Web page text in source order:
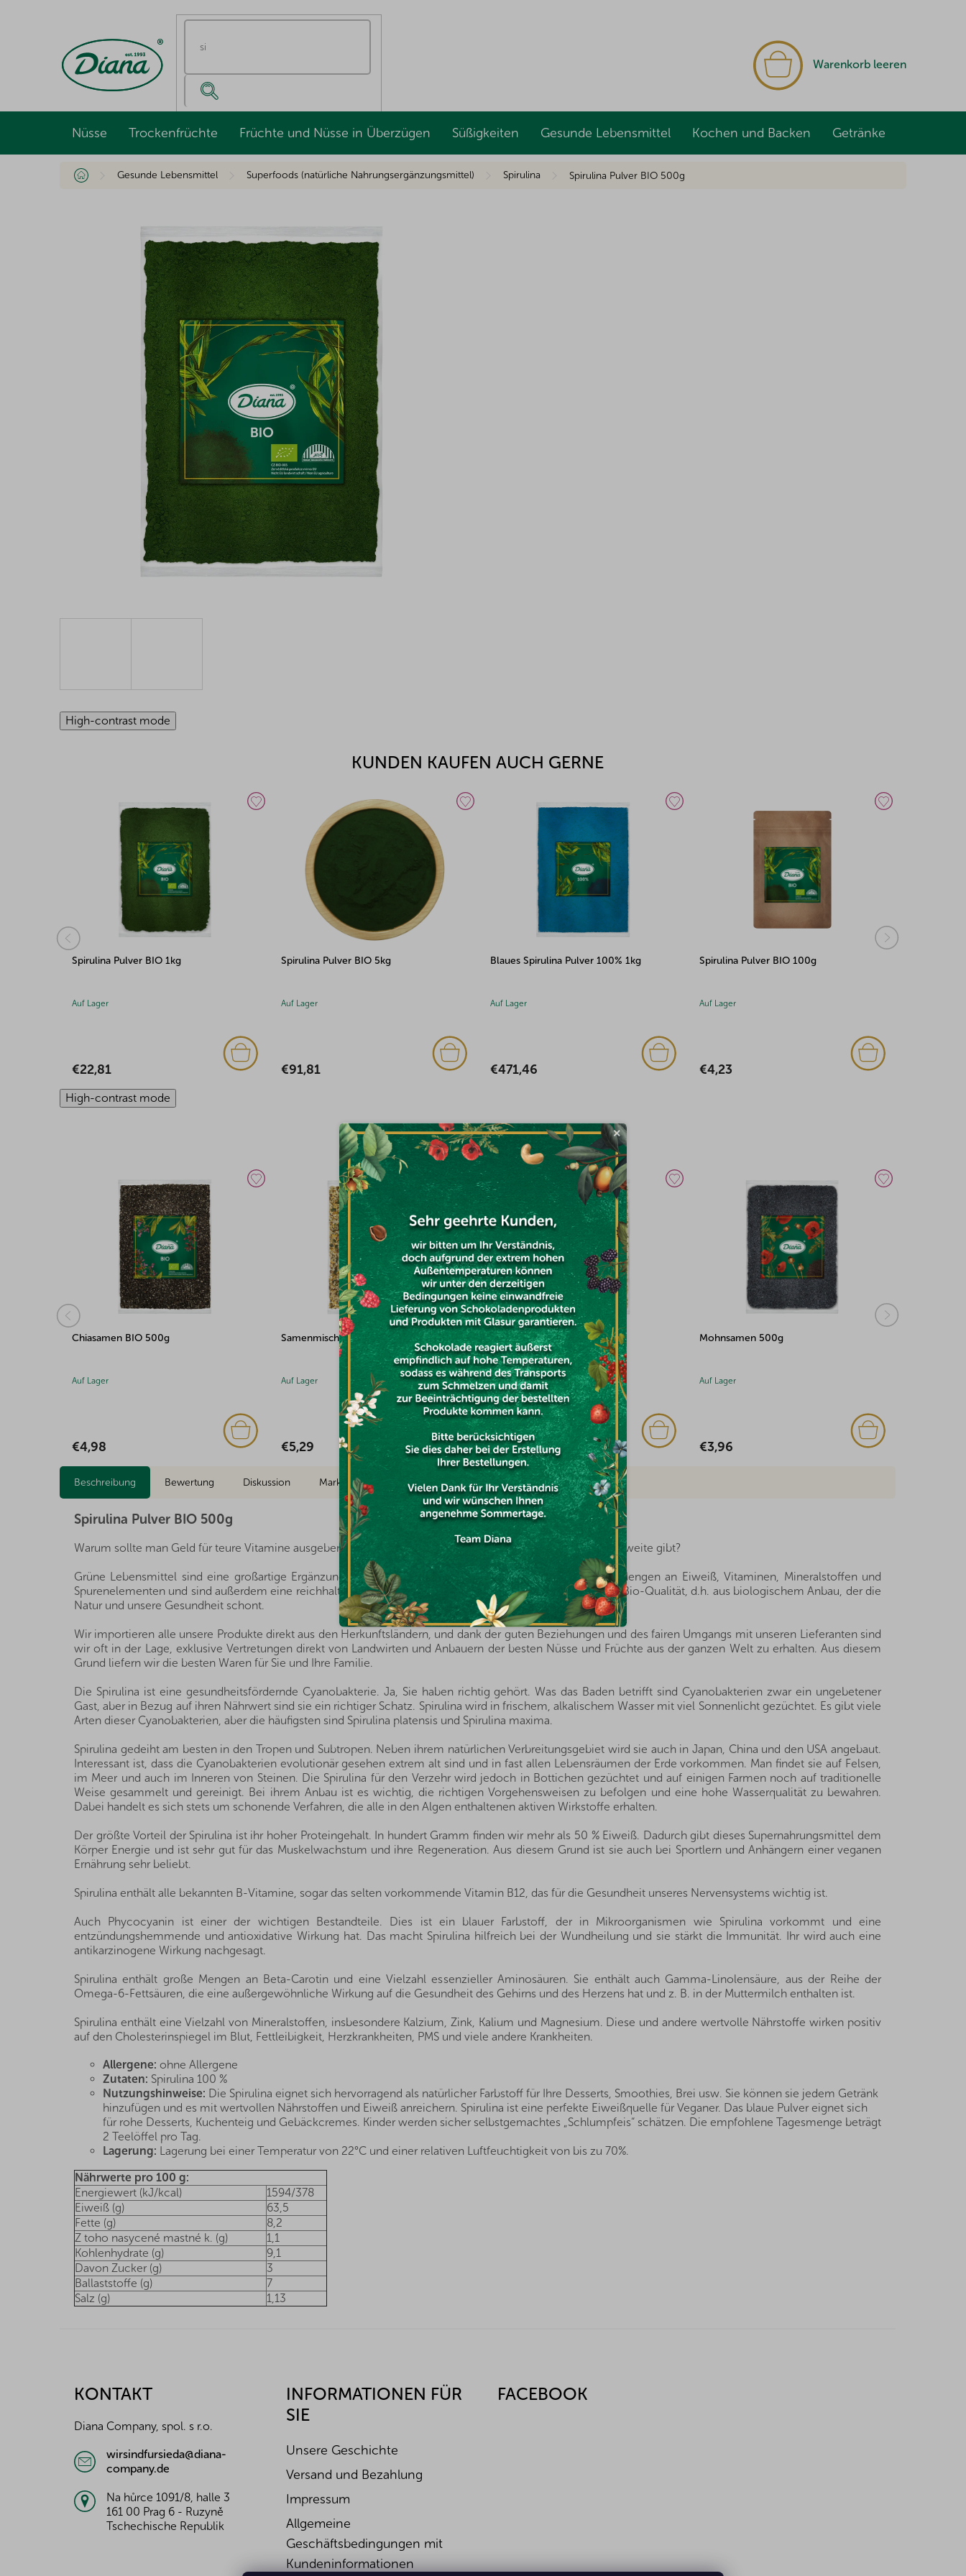
Warenkorb leeren
Nüsse Trockenfrüchte Früchte und Nüsse in Überzügen Süßigkeiten Gesunde Lebensmittel Kochen und Backen Getränke
StartseiteGesunde Lebensmittel Superfoods (natürliche Nahrungsergänzungsmittel) Spirulina Spirulina Pulver BIO 500g
High-contrast mode
KUNDEN KAUFEN AUCH GERNE
Spirulina Pulver BIO 5kg
Auf Lager
€91,81
Blaues Spirulina Pulver 100% 1kg
Auf Lager
€471,46
Spirulina Pulver BIO 100g
Auf Lager
€4,23
Chlorella Pulver BIO 100g
Auf Lager
€6,03
High-contrast mode
DAS KÖNNTE SIE INTERESSIEREN
Samenmischung 500g
Auf Lager
€5,29
Hanfsamen 500g
Auf Lager
€6,25
Mohnsamen 500g
Auf Lager
€3,96
Japanische Mischung 500g
Auf Lager
€6,35
Beschreibung Bewertung Diskussion Marke
Spirulina Pulver BIO 500g
Warum sollte man Geld für teure Vitamine ausgeben, wenn es doch so viele gesunde Lebensmittel in Reichweite gibt?
Grüne Lebensmittel sind eine großartige Ergänzung zu einer gesunden Ernährung. Sie enthalten große Mengen an Eiweiß, Vitaminen, Mineralstoffen und
Spurenelementen und sind außerdem eine reichhaltige Quelle für Ballaststoffe. Noch wertvoller sind sie in Bio-Qualität, d.h. aus biologischem Anbau, der die
Natur und unsere Gesundheit schont.
Wir importieren alle unsere Produkte direkt aus den Herkunftsländern, und dank der guten Beziehungen und des fairen Umgangs mit unseren Lieferanten sind
wir oft in der Lage, exklusive Vertretungen direkt von Landwirten und Anbauern der besten Nüsse und Früchte aus der ganzen Welt zu erhalten. Aus diesem
Grund liefern wir die besten Waren für Sie und Ihre Familie.
Die Spirulina ist eine gesundheitsfördernde Cyanobakterie. Ja, Sie haben richtig gehört. Was das Baden betrifft sind Cyanobakterien zwar ein ungebetener
Gast, aber in Bezug auf ihren Nährwert sind sie ein richtiger Schatz. Spirulina wird in frischem, alkalischem Wasser mit viel Sonnenlicht gezüchtet. Es gibt viele
Arten dieser Cyanobakterien, aber die häufigsten sind Spirulina platensis und Spirulina maxima.
Spirulina gedeiht am besten in den Tropen und Subtropen. Neben ihrem natürlichen Verbreitungsgebiet wird sie auch in Japan, China und den USA angebaut.
Interessant ist, dass die Cyanobakterien evolutionär gesehen extrem alt sind und in fast allen Lebensräumen der Erde vorkommen. Man findet sie auf Felsen,
im Meer und auch im Inneren von Steinen. Die Spirulina für den Verzehr wird jedoch in Bottichen gezüchtet und auf einigen Farmen noch auf traditionelle
Weise gesammelt und gereinigt. Bei ihrem Anbau ist es wichtig, die richtigen Vorgehensweisen zu befolgen und eine hohe Wasserqualität zu bewahren.
Dabei handelt es sich stets um schonende Verfahren, die alle in den Algen enthaltenen aktiven Wirkstoffe erhalten.
Der größte Vorteil der Spirulina ist ihr hoher Proteingehalt. In hundert Gramm finden wir mehr als 50 % Eiweiß. Dadurch gibt dieses Supernahrungsmittel dem
Körper Energie und ist sehr gut für das Muskelwachstum und ihre Regeneration. Aus diesem Grund ist sie auch bei Sportlern und Anhängern einer veganen
Ernährung sehr beliebt.
Spirulina enthält alle bekannten B-Vitamine, sogar das selten vorkommende Vitamin B12, das für die Gesundheit unseres Nervensystems wichtig ist.
Auch Phycocyanin ist einer der wichtigen Bestandteile. Dies ist ein blauer Farbstoff, der in Mikroorganismen wie Spirulina vorkommt und eine
entzündungshemmende und antioxidative Wirkung hat. Das macht Spirulina hilfreich bei der Wundheilung und sie stärkt die Immunität. Ihr wird auch eine
antikarzinogene Wirkung nachgesagt.
Spirulina enthält große Mengen an Beta-Carotin und eine Vielzahl essenzieller Aminosäuren. Sie enthält auch Gamma-Linolensäure, aus der Reihe der
Omega-6-Fettsäuren, die eine außergewöhnliche Wirkung auf die Gesundheit des Gehirns und des Herzens hat und z. B. in der Muttermilch enthalten ist.
Spirulina enthält eine Vielzahl von Mineralstoffen, insbesondere Kalzium, Zink, Kalium und Magnesium. Diese und andere wertvolle Nährstoffe wirken positiv
auf den Cholesterinspiegel im Blut, Fettleibigkeit, Herzkrankheiten, PMS und viele andere Krankheiten.
Allergene: ohne Allergene
Zutaten: Spirulina 100 %
Nutzungshinweise: Die Spirulina eignet sich hervorragend als natürlicher Farbstoff für Ihre Desserts, Smoothies, Brei usw. Sie können sie jedem Getränk
hinzufügen und es mit wertvollen Nährstoffen und Eiweiß anreichern. Spirulina ist eine perfekte Eiweißquelle für Veganer. Das blaue Pulver eignet sich
für rohe Desserts, Kuchenteig und Gebäckcremes. Kinder werden sicher selbstgemachtes „Schlumpfeis“ schätzen. Die empfohlene Tagesmenge beträgt
2 Teelöffel pro Tag.
Lagerung: Lagerung bei einer Temperatur von 22°C und einer relativen Luftfeuchtigkeit von bis zu 70%.
Nährwerte pro 100 g:
Energiewert (kJ/kcal)
1594/378
Eiweiß (g)
63,5
Fette (g)
8,2
Z toho nasycené mastné k. (g)
1,1
Kohlenhydrate (g)
9,1
Davon Zucker (g)
3
Ballaststoffe (g)
7
Salz (g)
1,13
KONTAKT
Diana Company, spol. s r.o.
wirsindfursieda@diana-
company.de
Na hůrce 1091/8, halle 3
161 00 Prag 6 - Ruzyně
Tschechische Republik
INFORMATIONEN FÜR
SIE
Unsere Geschichte
Versand und Bezahlung
Impressum
Allgemeine
Geschäftsbedingungen mit
Kundeninformationen
FACEBOOK
×